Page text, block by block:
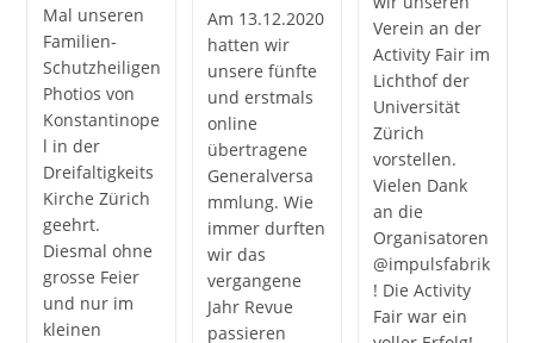
Mal unseren
Familien-
Schutzheiligen
Photios von
Konstantinope
l in der
Dreifaltigkeits
Kirche Zürich
geehrt.
Diesmal ohne
grosse Feier
und nur im
kleinen
Am 13.12.2020
hatten wir
unsere fünfte
und erstmals
online
übertragene
Generalversa
mmlung. Wie
immer durften
wir das
vergangene
Jahr Revue
passieren
Verein an der
Activity Fair im
Lichthof der
Universität
Zürich
vorstellen.
Vielen Dank
an die
Organisatoren
@impulsfabrik
! Die Activity
Fair war ein